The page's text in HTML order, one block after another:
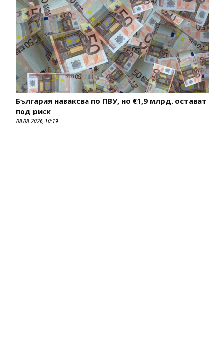
България наваксва по ПВУ, но €1,9 млрд. остават
под риск
08.08.2026, 10:19